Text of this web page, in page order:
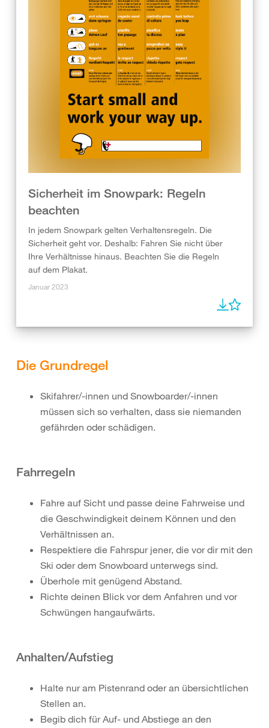
Sicherheit im Snowpark: Regeln
beachten
In jedem Snowpark gelten Verhaltensregeln. Die
Sicherheit geht vor. Deshalb: Fahren Sie nicht über
Ihre Verhältnisse hinaus. Beachten Sie die Regeln
auf dem Plakat.
Januar 2023
Die Grundregel
Skifahrer/-innen und Snowboarder/-innen
müssen sich so verhalten, dass sie niemanden
gefährden oder schädigen.
Fahrregeln
Fahre auf Sicht und passe deine Fahrweise und
die Geschwindigkeit deinem Können und den
Verhältnissen an.
Respektiere die Fahrspur jener, die vor dir mit den
Ski oder dem Snowboard unterwegs sind.
Überhole mit genügend Abstand.
Richte deinen Blick vor dem Anfahren und vor
Schwüngen hangaufwärts.
Anhalten/Aufstieg
Halte nur am Pistenrand oder an übersichtlichen
Stellen an.
Begib dich für Auf- und Abstiege an den